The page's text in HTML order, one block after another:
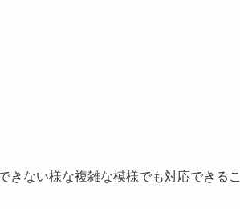
きない様な複雑な模様でも対応できるこ